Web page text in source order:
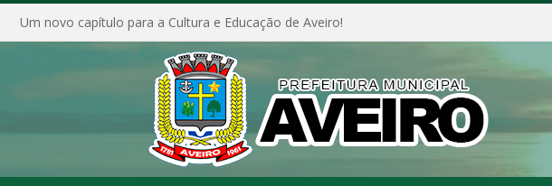
Um novo capítulo para a Cultura e Educação de Aveiro!